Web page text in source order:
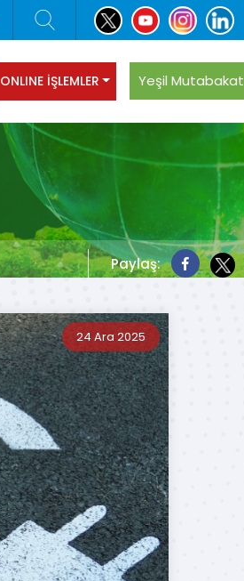
ONLINE İŞLEMLER Yeşil Mutabakat
Paylaş:
24 Ara 2025